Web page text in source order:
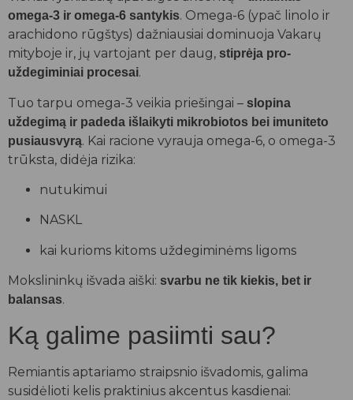
omega-3 ir omega-6 santykis. Omega-6 (ypač linolo ir
arachidono rūgštys) dažniausiai dominuoja Vakarų
mityboje ir, jų vartojant per daug, stiprėja pro-
uždegiminiai procesai.
Tuo tarpu omega-3 veikia priešingai – slopina
uždegimą ir padeda išlaikyti mikrobiotos bei imuniteto
pusiausvyrą. Kai racione vyrauja omega-6, o omega-3
trūksta, didėja rizika:
nutukimui
NASKL
kai kurioms kitoms uždegiminėms ligoms
Mokslininkų išvada aiški: svarbu ne tik kiekis, bet ir
balansas.
Ką galime pasiimti sau?
Remiantis aptariamo straipsnio išvadomis, galima
susidėlioti kelis praktinius akcentus kasdienai: